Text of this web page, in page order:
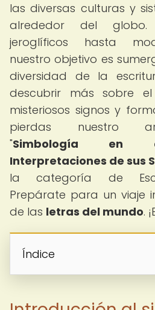
las diversas culturas y
alrededor del globo.
jeroglíficos hasta
nuestro objetivo es
diversidad de la
descubrir más sobre
misteriosos signos y
pierdas nuestro
"Simbología en
Interpretaciones de sus
la categoría de
Prepárate para un viaje
de las letras del mundo.
Índice